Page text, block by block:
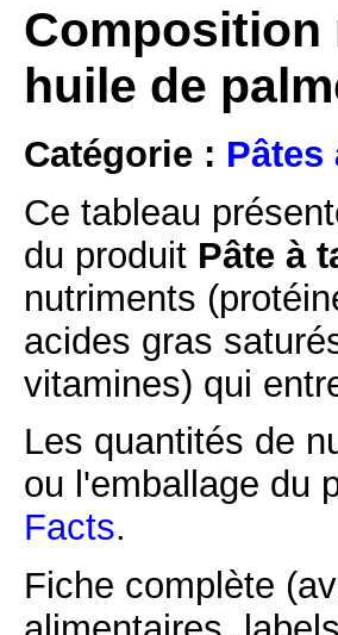
Composition
huile de
Catégorie :
Ce tableau
du produit Pâte à
nutriments
acides gras
vitamines) qui
Les quantités de
ou l'emballage du
Facts.
Fiche complète